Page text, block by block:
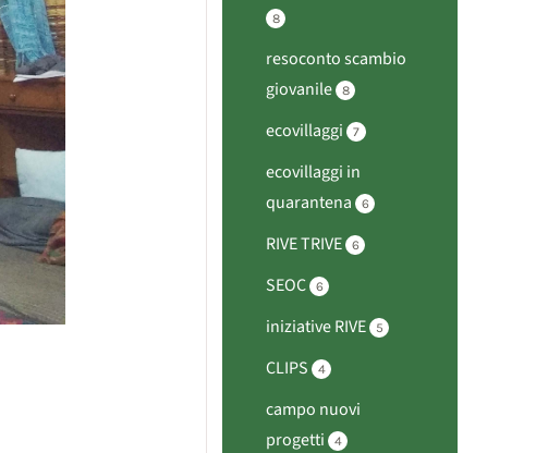
8
resoconto scambio
giovanile
8
ecovillaggi 7
ecovillaggi in
quarantena
6
RIVE TRIVE 6
SEOC 6
iniziative RIVE 5
CLIPS 4
campo nuovi
progetti
4